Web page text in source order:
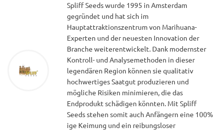
Spliff Seeds wurde 1995 in Amsterdam
gegründet und hat sich im
Hauptattraktionszentrum von Marihuana-
Experten und der neuesten Innovation der
Branche weiterentwickelt. Dank modernster
Kontroll- und Analysemethoden in dieser
legendären Region können sie qualitativ
hochwertiges Saatgut produzieren und
mögliche Risiken minimieren, die das
Endprodukt schädigen könnten. Mit Spliff
Seeds stehen somit auch Anfängern eine 100%
ige Keimung und ein reibungsloser